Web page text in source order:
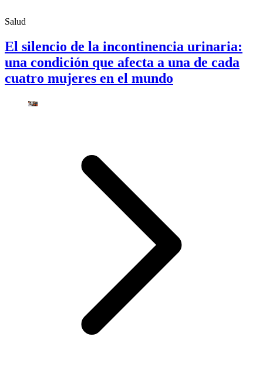
Salud
El silencio de la incontinencia urinaria:
una condición que afecta a una de cada
cuatro mujeres en el mundo